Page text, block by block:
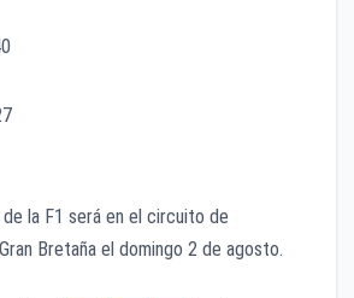
la F1 será en el circuito de
Bretaña el domingo 2 de agosto.